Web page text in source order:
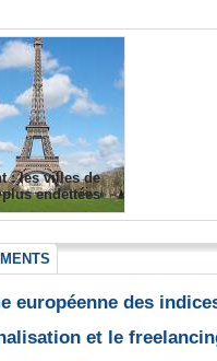
: les villes de
endettées
européenne des
et le